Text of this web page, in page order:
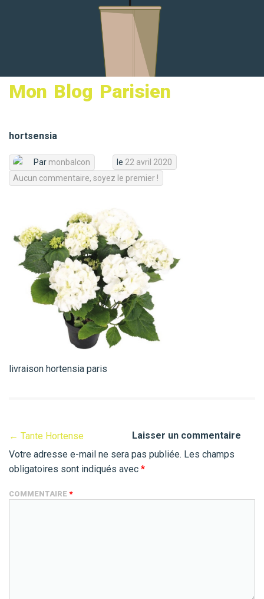
Mon Blog Parisien
hortsensia
Par monbalcon le 22 avril 2020
Aucun commentaire, soyez le premier !
livraison hortensia paris
← Tante Hortense
Laisser un commentaire
Votre adresse e-mail ne sera pas publiée. Les champs
obligatoires sont indiqués avec *
COMMENTAIRE *